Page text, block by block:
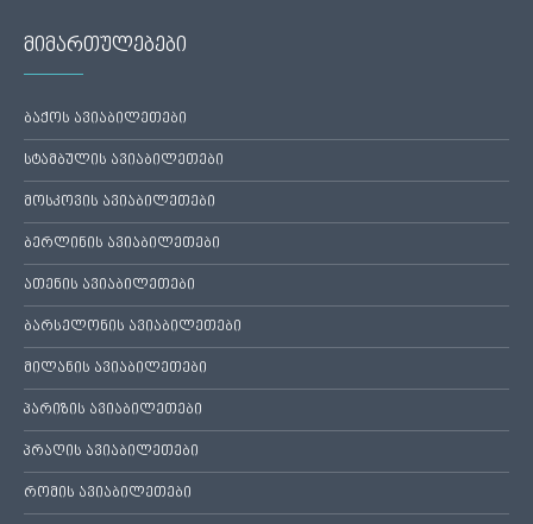
მიმართულებები
ბაქოს ავიაბილეთები
სტამბულის ავიაბილეთები
მოსკოვის ავიაბილეთები
ბერლინის ავიაბილეთები
ათენის ავიაბილეთები
ბარსელონის ავიაბილეთები
მილანის ავიაბილეთები
პარიზის ავიაბილეთები
პრაღის ავიაბილეთები
რომის ავიაბილეთები